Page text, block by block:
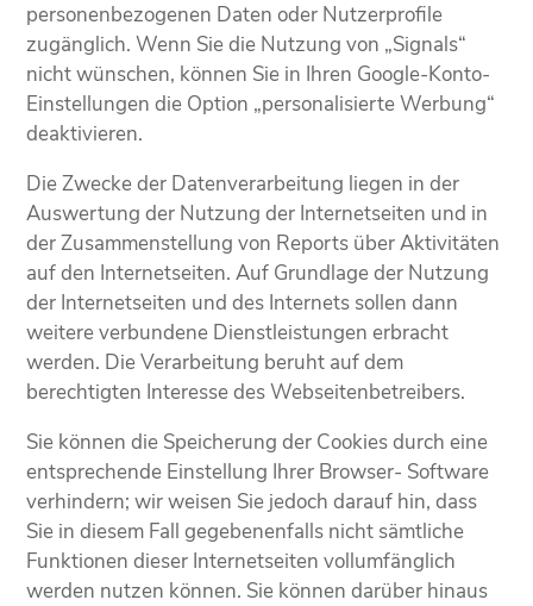
personenbezogenen Daten oder Nutzerprofile
zugänglich. Wenn Sie die Nutzung von „Signals“
nicht wünschen, können Sie in Ihren Google-Konto-
Einstellungen die Option „personalisierte Werbung“
deaktivieren.
Die Zwecke der Datenverarbeitung liegen in der
Auswertung der Nutzung der Internetseiten und in
der Zusammenstellung von Reports über Aktivitäten
auf den Internetseiten. Auf Grundlage der Nutzung
der Internetseiten und des Internets sollen dann
weitere verbundene Dienstleistungen erbracht
werden. Die Verarbeitung beruht auf dem
berechtigten Interesse des Webseitenbetreibers.
Sie können die Speicherung der Cookies durch eine
entsprechende Einstellung Ihrer Browser- Software
verhindern; wir weisen Sie jedoch darauf hin, dass
Sie in diesem Fall gegebenenfalls nicht sämtliche
Funktionen dieser Internetseiten vollumfänglich
werden nutzen können. Sie können darüber hinaus